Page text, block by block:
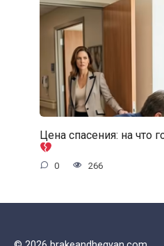
Цена спасения: на что
0 266